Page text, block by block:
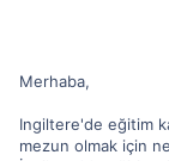
Merhaba,
Ingiltere'de eğitim
mezun olmak için